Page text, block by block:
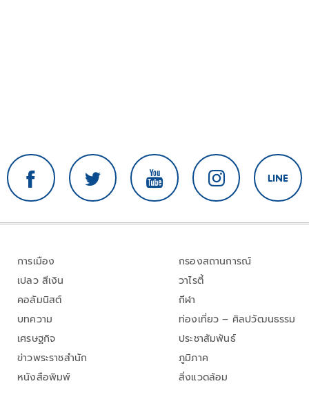
การเมือง
เปลว สีเงิน
คอลัมนิสต์
บทความ
เศรษฐกิจ
ข่าวพระราชสำนัก
หนังสือพิมพ์
กรองสถานการณ์
วาไรตี้
กีฬา
ท่องเที่ยว – ศิลปวัฒนธรรม
ประชาสัมพันธ์
ภูมิภาค
สิ่งแวดล้อม